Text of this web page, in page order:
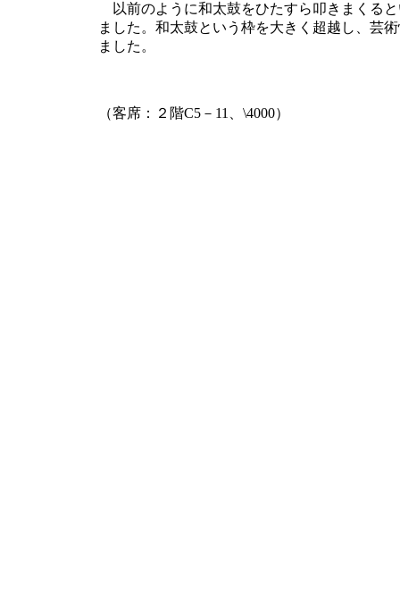
以前のように和太鼓をひたすら叩きまくる
ました。和太鼓という枠を大きく超越し、芸
ました。
（客席：２階C5－11、\4000）